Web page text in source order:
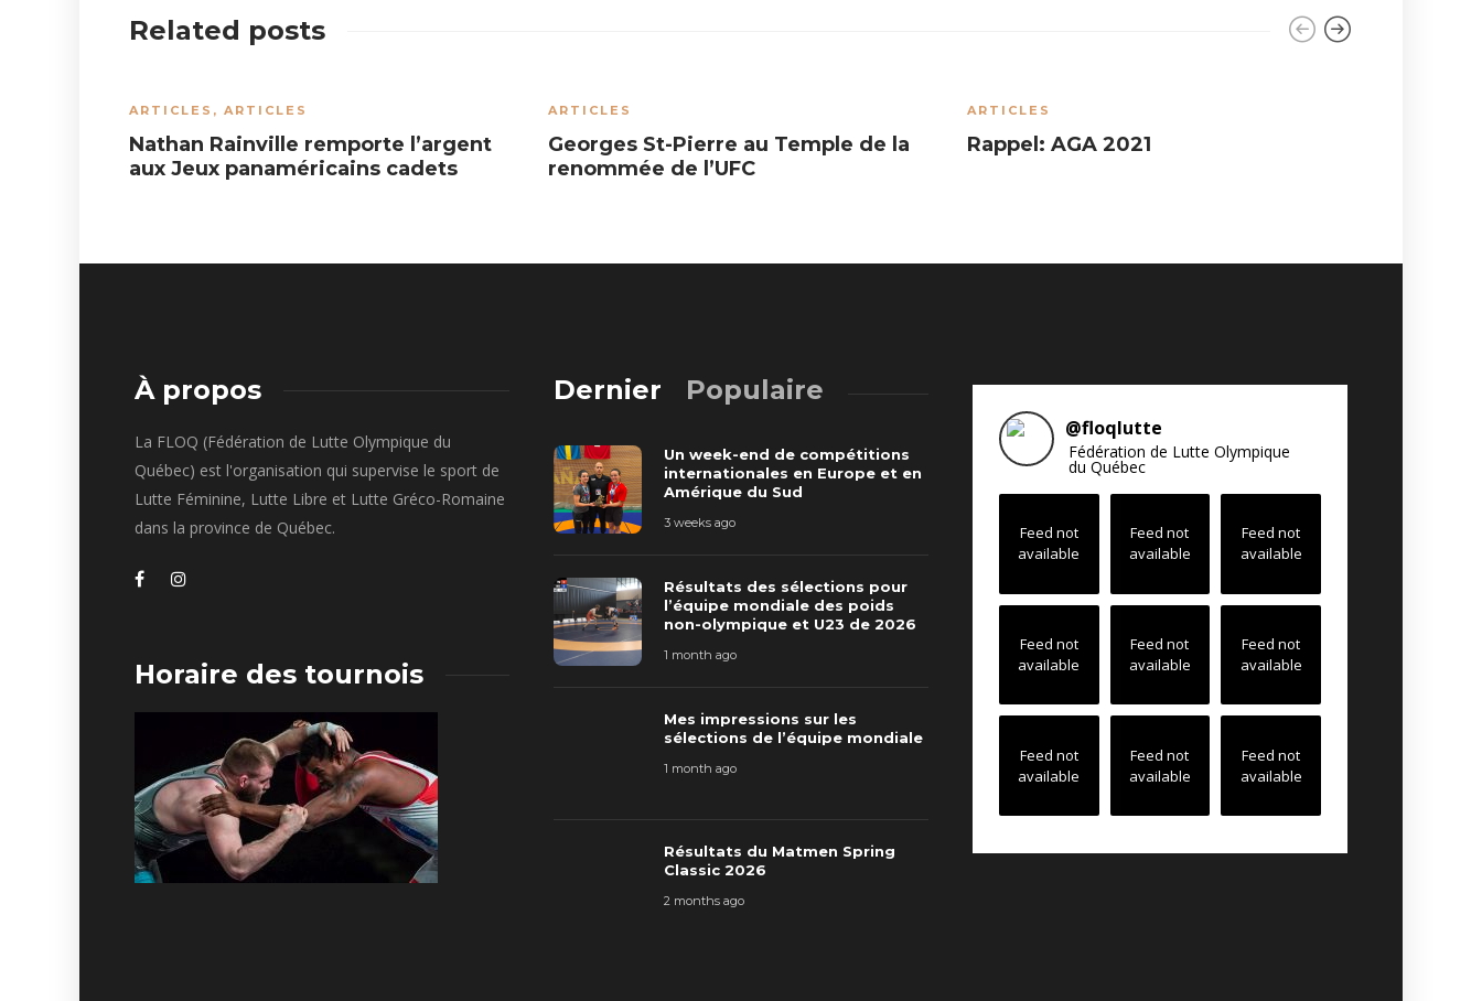
Related posts
ARTICLES , ARTICLES
Nathan Rainville remporte l’argent
aux Jeux panaméricains cadets
ARTICLES
Georges St-Pierre au Temple de la
renommée de l’UFC
ARTICLES
Rappel: AGA 2021
À propos
La FLOQ (Fédération de Lutte Olympique du
Québec) est l'organisation qui supervise le sport de
Lutte Féminine, Lutte Libre et Lutte Gréco-Romaine
dans la province de Québec.
Horaire des tournois
Dernier Populaire
Un week-end de compétitions
internationales en Europe et en
Amérique du Sud
3 weeks ago
Résultats des sélections pour
l’équipe mondiale des poids
non-olympique et U23 de 2026
1 month ago
Mes impressions sur les
sélections de l’équipe mondiale
1 month ago
Résultats du Matmen Spring
Classic 2026
2 months ago
@floqlutte
Fédération de Lutte Olympique
du Québec
Feed not
available
Feed not
available
Feed not
available
Feed not
available
Feed not
available
Feed not
available
Feed not
available
Feed not
available
Feed not
available